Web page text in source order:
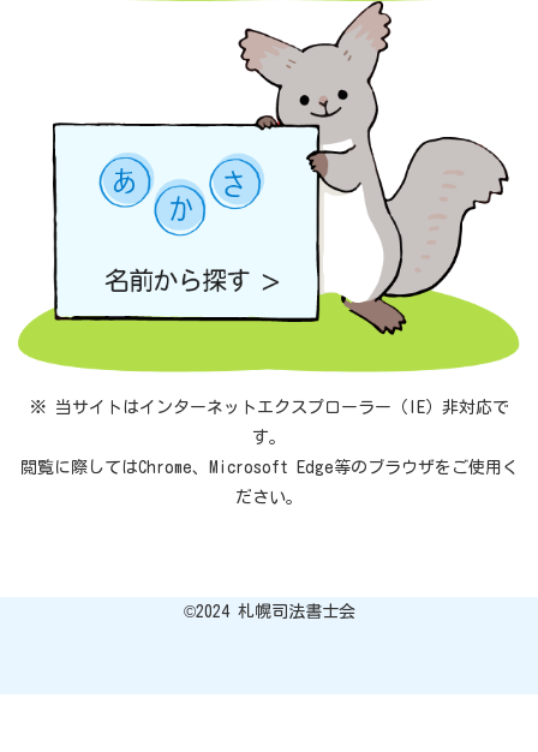
※ 当サイトはインターネットエクスプローラー（IE）非対応で
す。
閲覧に際してはChrome、Microsoft Edge等のブラウザをご使用く
ださい。
©︎2024 札幌司法書士会